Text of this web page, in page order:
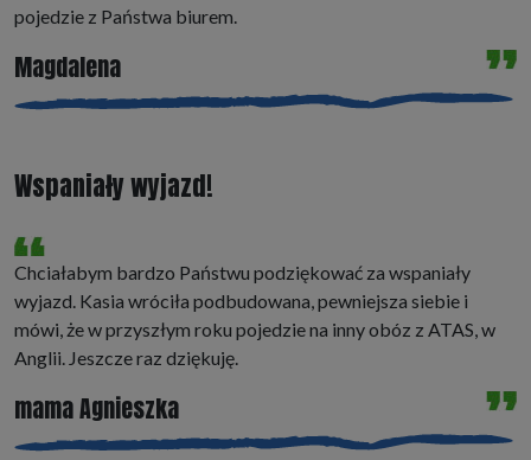
pojedzie z Państwa biurem.
Magdalena
Wspaniały wyjazd!
Chciałabym bardzo Państwu podziękować za wspaniały
wyjazd. Kasia wróciła podbudowana, pewniejsza siebie i
mówi, że w przyszłym roku pojedzie na inny obóz z ATAS, w
Anglii. Jeszcze raz dziękuję.
mama Agnieszka